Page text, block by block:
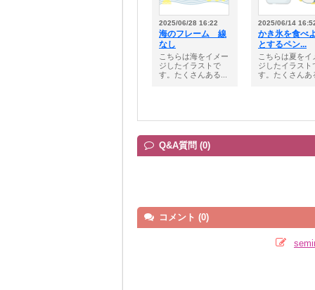
2025/06/28 16:22
海のフレーム 線
なし
こちらは海をイメー
ジしたイラストで
す。たくさんある...
2025/06/14
かき氷を食べ
とするペン...
こちらは夏をイ
ジしたイラスト
す。たくさんあ
Q&A質問 (0)
コメント (0)